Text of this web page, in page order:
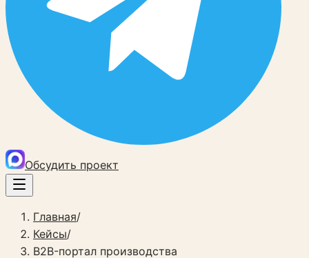
Обсудить проект
Главная/
Кейсы/
B2B-портал производства